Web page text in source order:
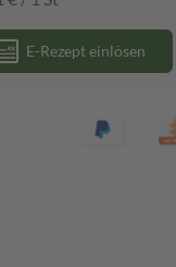
E-Rezept einlösen